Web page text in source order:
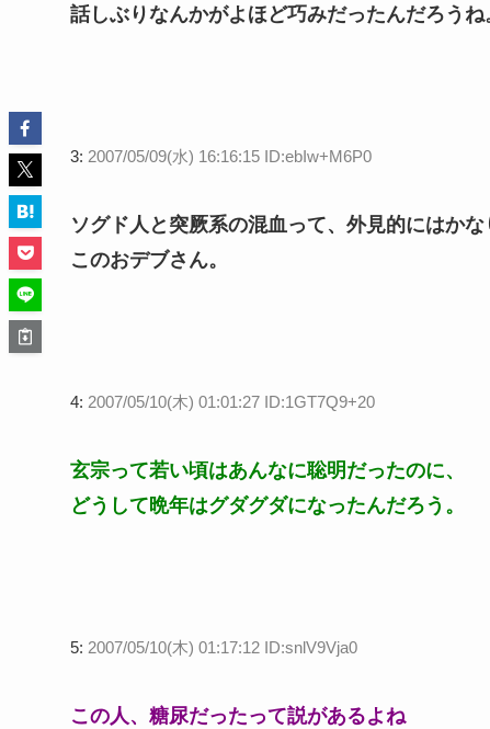
話しぶりなんかがよほど巧みだったんだろうね
3: 2007/05/09(水) 16:16:15 ID:ebIw+M6P0
ソグド人と突厥系の混血って、外見的にはか
このおデブさん。
4: 2007/05/10(木) 01:01:27 ID:1GT7Q9+20
玄宗って若い頃はあんなに聡明だったのに、
どうして晩年はグダグダになったんだろう。
5: 2007/05/10(木) 01:17:12 ID:snlV9Vja0
この人、糖尿だったって説があるよね